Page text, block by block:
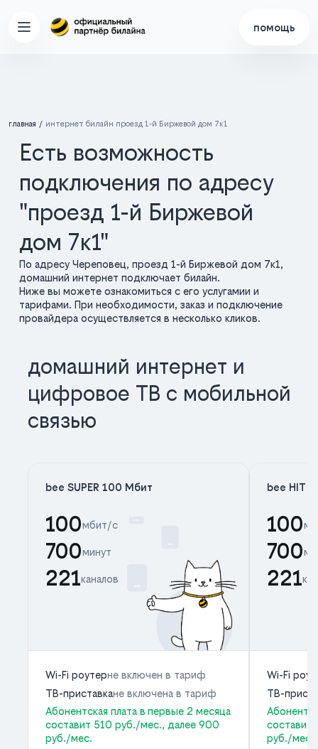
помощь
главная интернет билайн проезд 1-й Биржевой дом 7к1
Есть возможность
подключения по адресу
"проезд 1-й Биржевой
дом 7к1"
По адресу Череповец, проезд 1-й Биржевой дом 7к1,
домашний интернет подключает билайн.
Ниже вы можете ознакомиться с его услугамии и
тарифами. При необходимости, заказ и подключение
провайдера осуществляется в несколько кликов.
домашний интернет и
цифровое ТВ с мобильной
связью
bee SUPER 100 Мбит
100мбит/с
700минут
221каналов
Wi-Fi роутерне включен в тариф
ТВ-приставкане включена в тариф
Абонентская плата в первые 2 месяца
составит 510 руб./мес., далее 900
руб./мес.
bee HIT
100
700
221
Wi-Fi
ТВ-
составит
руб./мес.